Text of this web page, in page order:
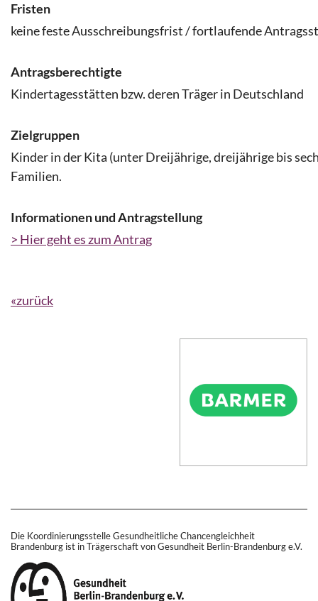
Fristen
keine feste Ausschreibungsfrist / fortlaufende
Antragsberechtigte
Kindertagesstätten bzw. deren Träger in Deutschland
Zielgruppen
Kinder in der Kita (unter Dreijährige, dreijährige bis
Familien.
Informationen und Antragstellung
> Hier geht es zum Antrag
«zurück
Die Koordinierungsstelle Gesundheitliche Chancengleichheit
Brandenburg ist in Trägerschaft von Gesundheit Berlin-Brandenburg e.V.